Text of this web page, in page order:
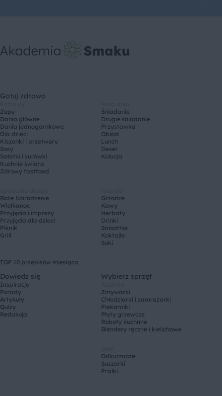
Gotuj zdrowo
Zupy
Dania główne
Dania jednogarnkowe
Dla dzieci
Kiszonki i przetwory
Sosy
Sałatki i surówki
Kuchnie świata
Zdrowy fastfood
Śniadanie
Drugie śniadanie
Przystawka
Obiad
Lunch
Deser
Kolacja
Boże Narodzenie
Wielkanoc
Przyjęcia i imprezy
Przyjęcia dla dzieci
Piknik
Grill
Grzańce
Kawy
Herbaty
Drinki
Smoothie
Koktajle
Soki
TOP 10 przepisów miesiąca
Dowiedz się
Inspiracje
Porady
Artykuły
Quizy
Redakcja
Wybierz sprzęt
Zmywarki
Chłodziarki i zamrażarki
Piekarniki
Płyty grzewcze
Roboty kuchnne
Blendery ręczne i kielichowe
Odkurzacze
Suszarki
Pralki